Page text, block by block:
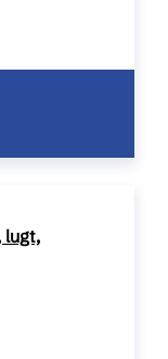
lugt,